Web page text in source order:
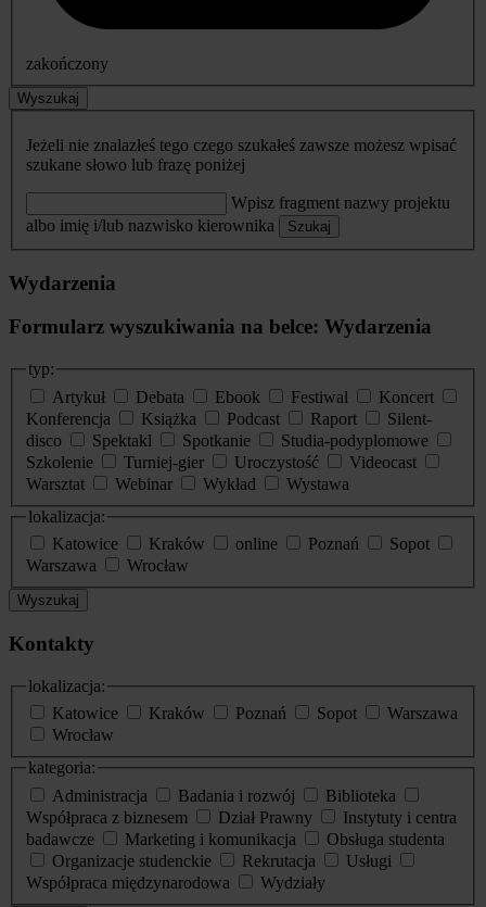
zakończony
Wyszukaj
Jeżeli nie znalazłeś tego czego szukałeś zawsze możesz wpisać
szukane słowo lub frazę poniżej
Wpisz fragment nazwy projektu
albo imię i/lub nazwisko kierownika
Szukaj
Wydarzenia
Formularz wyszukiwania na belce: Wydarzenia
typ:
Artykuł
Debata Ebook Festiwal
Koncert
Konferencja
Książka Podcast Raport
Silent-
disco
Spektakl Spotkanie
Studia-podyplomowe
Szkolenie
Turniej-gier Uroczystość
Videocast
Warsztat
Webinar Wykład
Wystawa
lokalizacja:
Katowice
Kraków online Poznań
Sopot
Warszawa
Wrocław
Wyszukaj
Kontakty
lokalizacja:
Katowice
Kraków Poznań Sopot
Warszawa
Wrocław
kategoria:
Administracja
Badania i rozwój
Biblioteka
Współpraca z biznesem
Dział Prawny
Instytuty i centra
badawcze
Marketing i komunikacja
Obsługa studenta
Organizacje studenckie
Rekrutacja
Usługi
Współpraca międzynarodowa
Wydziały